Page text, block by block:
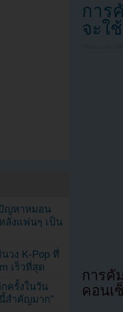
การ
จะใ
การคั
คอนเ
ญหาหมอน
ลังแฟนๆ เป็น
วง K-Pop ที่
เร็วที่สุด
ครั้งในวัน
สำคัญมาก”